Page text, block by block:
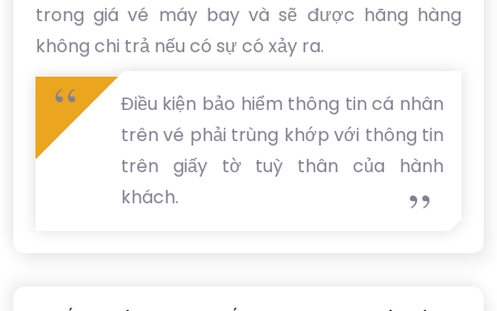
trong giá vé máy bay và sẽ được hãng hàng
không chi trả nếu có sự có xảy ra.
Điều kiện bảo hiểm thông tin cá nhân
trên vé phải trùng khớp với thông tin
trên giấy tờ tuỳ thân của hành
khách.